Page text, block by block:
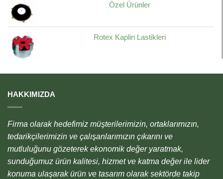
Özel Ürünler
Rotex Kaplin Lastikleri
HAKKIMIZDA
Firma olarak hedefimiz müşterilerimizin, ortaklarımızın,
tedarikçilerimizin ve çalışanlarımızın çıkarını ve
mutluluğunu gözeterek ekonomik değer yaratmak,
sunduğumuz ürün kalitesi, hizmet ve katma değer ile lider
konuma ulaşarak ürün ve tasarım olarak sektörde takip